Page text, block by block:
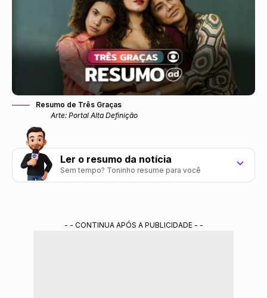
Resumo de Três Graças
Arte: Portal Alta Definição
Ler o resumo da notícia
Sem tempo? Toninho resume para você
- - CONTINUA APÓS A PUBLICIDADE - -